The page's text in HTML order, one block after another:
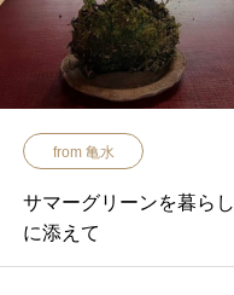
from 亀水
サマーグリーンを暮らし
に添えて